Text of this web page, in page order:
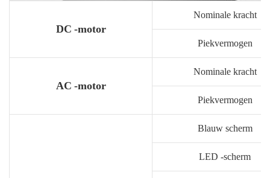
DC -motor
Nominale kracht
Piekvermogen
AC -motor
Nominale kracht
Piekvermogen
Blauw scherm
LED -scherm